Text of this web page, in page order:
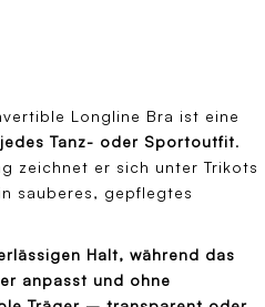
Longline Bra ist eine
Tanz- oder Sportoutfit.
zeichnet er sich unter Trikots
sauberes, gepflegtes
Halt, während das
anpasst und ohne